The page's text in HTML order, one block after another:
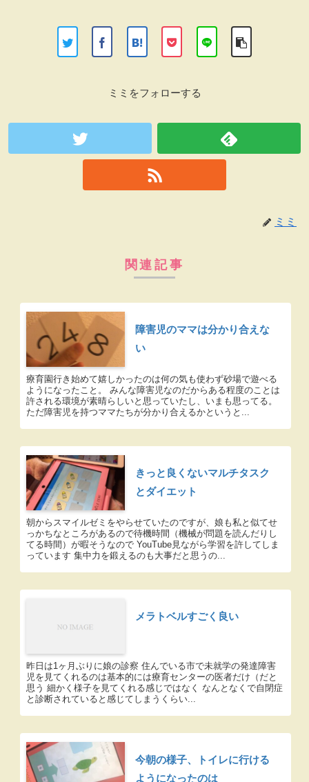
ミミをフォローする
ミミ
関連記事
障害児のママは分かり合えな
い
療育園行き始めて嬉しかったのは何の気も使わず砂場で遊べる
ようになったこと。 みんな障害児なのだからある程度のことは
許される環境が素晴らしいと思っていたし、いまも思ってる。
ただ障害児を持つママたちが分かり合えるかというと...
きっと良くないマルチタスク
とダイエット
朝からスマイルゼミをやらせていたのですが、娘も私と似てせ
っかちなところがあるので待機時間（機械が問題を読んだりし
てる時間）が暇そうなので YouTube見ながら学習を許してしま
っています 集中力を鍛えるのも大事だと思うの...
メラトベルすごく良い
昨日は1ヶ月ぶりに娘の診察 住んでいる市で未就学の発達障害
児を見てくれるのは基本的には療育センターの医者だけ（だと
思う 細かく様子を見てくれる感じではなく なんとなくで自閉症
と診断されていると感じてしまうくらい...
今朝の様子、トイレに行ける
ようになったのは